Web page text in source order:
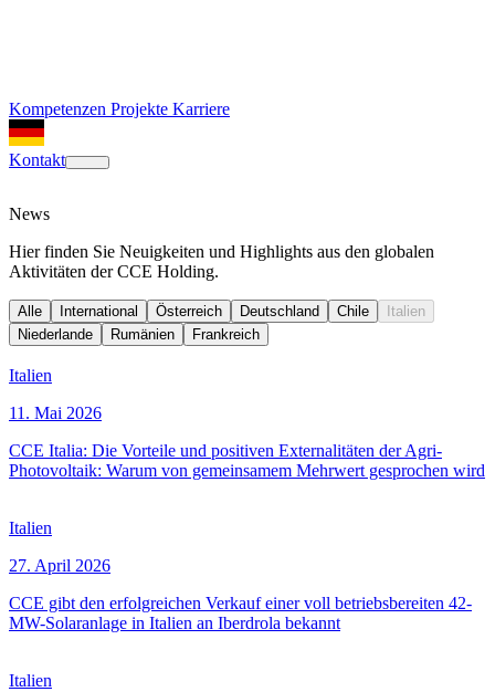
Kompetenzen Projekte Karriere
Kontakt
News
Hier finden Sie Neuigkeiten und Highlights aus den globalen
Aktivitäten der CCE Holding.
Alle International Österreich Deutschland Chile
Italien
Niederlande
Rumänien Frankreich
Italien
11. Mai 2026
CCE Italia: Die Vorteile und positiven Externalitäten der Agri-
Photovoltaik: Warum von gemeinsamem Mehrwert gesprochen wird
Italien
27. April 2026
CCE gibt den erfolgreichen Verkauf einer voll betriebsbereiten 42-
MW-Solaranlage in Italien an Iberdrola bekannt
Italien